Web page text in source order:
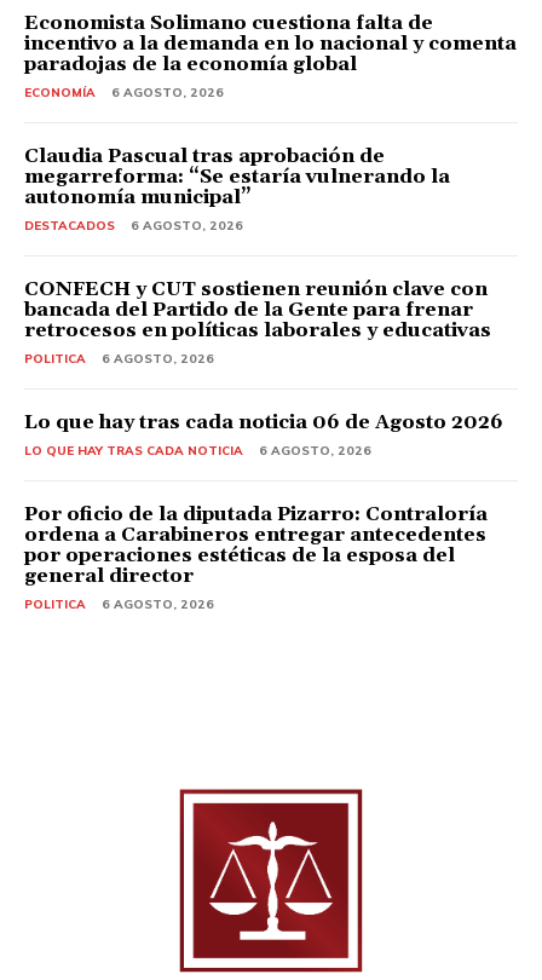
Economista Solimano cuestiona falta de
incentivo a la demanda en lo nacional y comenta
paradojas de la economía global
ECONOMÍA 6 AGOSTO, 2026
Claudia Pascual tras aprobación de
megarreforma: “Se estaría vulnerando la
autonomía municipal”
DESTACADOS 6 AGOSTO, 2026
CONFECH y CUT sostienen reunión clave con
bancada del Partido de la Gente para frenar
retrocesos en políticas laborales y educativas
POLITICA 6 AGOSTO, 2026
Lo que hay tras cada noticia 06 de Agosto 2026
LO QUE HAY TRAS CADA NOTICIA 6 AGOSTO, 2026
Por oficio de la diputada Pizarro: Contraloría
ordena a Carabineros entregar antecedentes
por operaciones estéticas de la esposa del
general director
POLITICA 6 AGOSTO, 2026